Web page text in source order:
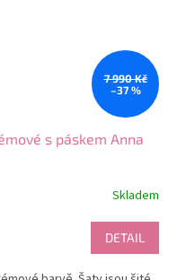
7 990 Kč
–37 %
s páskem Anna
Skladem
DETAIL